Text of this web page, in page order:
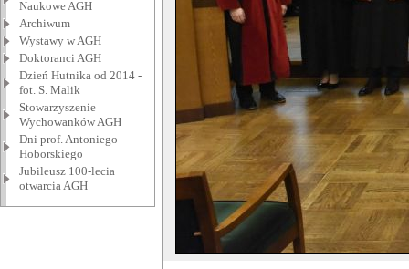
Naukowe AGH
Archiwum
Wystawy w AGH
Doktoranci AGH
Dzień Hutnika od 2014 -
fot. S. Malik
Stowarzyszenie
Wychowanków AGH
Dni prof. Antoniego
Hoborskiego
Jubileusz 100-lecia
otwarcia AGH